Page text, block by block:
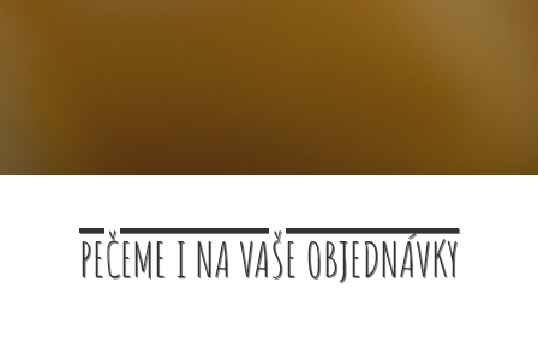
PEČEME I NA VAŠE OBJEDNÁVKY